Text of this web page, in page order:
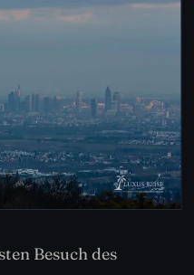
Besuch des